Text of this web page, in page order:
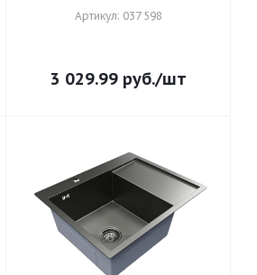
Артикул: 037 598
3 029.99 руб./шт